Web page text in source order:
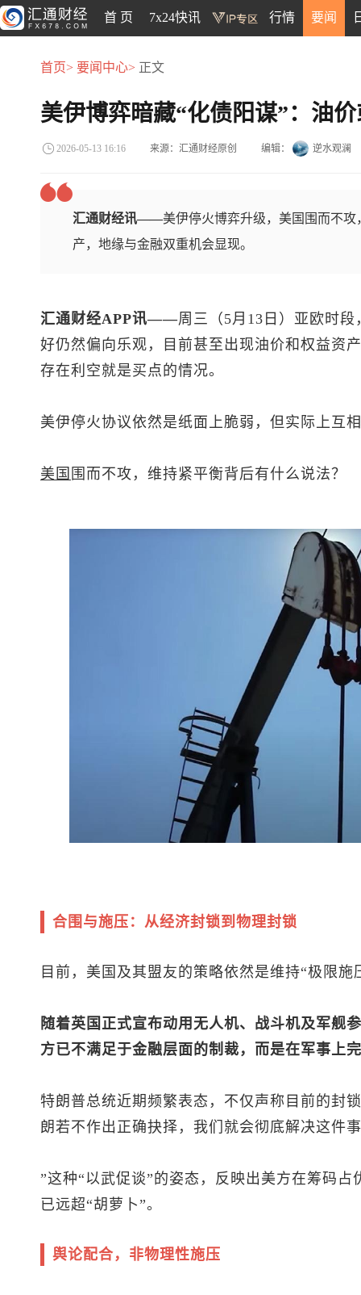
首 页 7x24快讯 行情 要闻
首页> 要闻中心> 正文
美伊博弈暗藏“化债阳谋”：油
2026-05-13 16:16 来源：汇通财经原创 编辑： 逆水观澜
汇通财经讯——美伊停火博弈升级，美国围而不
产，地缘与金融双重机会显现。
汇通财经APP讯——周三（5月13日）亚欧时
好仍然偏向乐观，目前甚至出现油价和权益资
存在利空就是买点的情况。
美伊停火协议依然是纸面上脆弱，但实际上互
美国 围而不攻，维持紧平衡背后有什么说法？
合围与施压：从经济封锁到物理封锁
目前，美国及其盟友的策略依然是维持“极限施
随着英国正式宣布动用无人机、战斗机及军舰
方已不满足于金融层面的制裁，而是在军事上
特朗普总统近期频繁表态，不仅声称目前的封
朗若不作出正确抉择，我们就会彻底解决这件
”这种“以武促谈”的姿态，反映出美方在筹码
已远超“胡萝卜”。
舆论配合，非物理性施压